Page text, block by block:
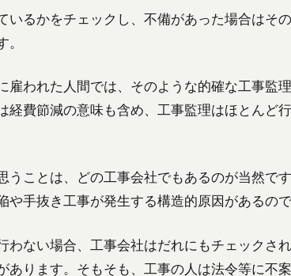
いるかをチェックし、不備があった場合はそ
われた人間では、そのような的確な工事監
経費節減の意味も含め、工事監理はほとんど
うことは、どの工事会社でもあるのが当然で
手抜き工事が発生する構造的原因があるので
ない場合、工事会社はだれにもチェックさ
あります。そもそも、工事の人は法令等に不